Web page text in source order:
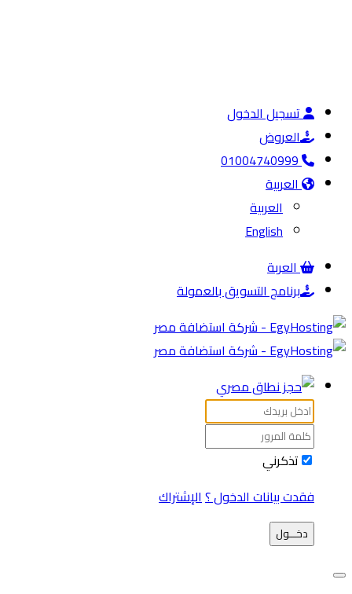
تسجيل الدخول
العروض
01004740999
العربية
العربية
English
العربة
برنامج التسويق بالعمولة
تذكرني
فقدت بيانات الدخول ؟الإشتراك
دخـــول